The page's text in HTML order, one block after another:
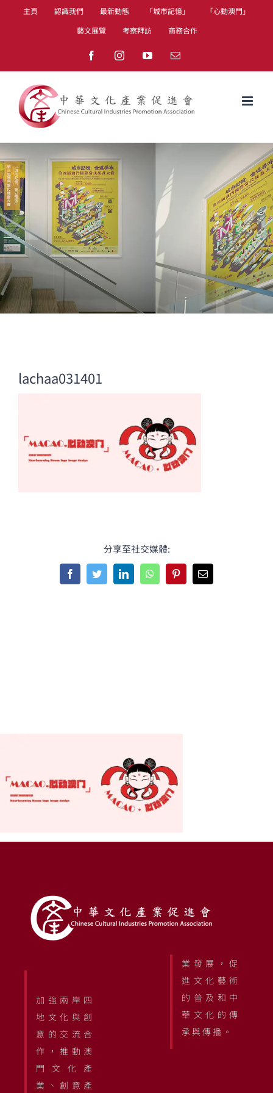
主頁 認識我們 最新動態 「城市記憶」
「心動澳門」
藝文展覽
考察拜訪 商務合作
FacebookInstagramYouTubeEmail
lachaa031401
分享至社交媒體:
FacebookTwitterLinkedInWhatsAppPinterestEmail
加強兩岸四
地文化與創
意的交流合
作，推動澳
門文化產
業、創意產
業發展，促
進文化藝術
的普及和中
華文化的傳
承與傳播。